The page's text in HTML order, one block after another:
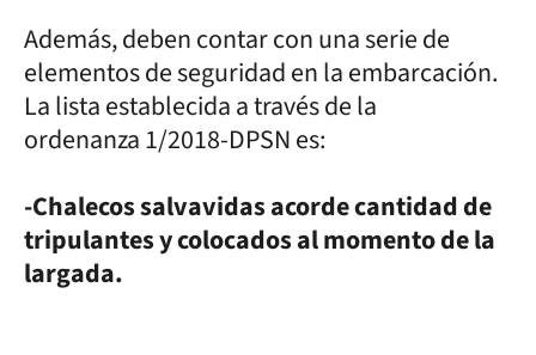
Además, deben contar con una serie de
elementos de seguridad en la embarcación.
La lista establecida a través de la
ordenanza 1/2018-DPSN es:
-Chalecos salvavidas acorde cantidad de
tripulantes y colocados al momento de la
largada.